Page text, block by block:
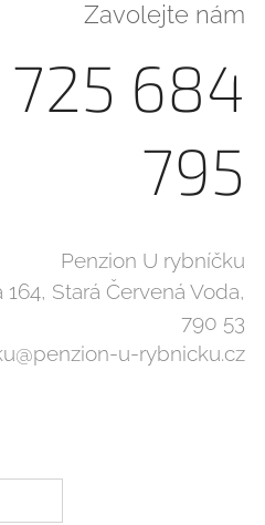
Zavolejte nám
684
795
Penzion U rybníčku
Stará Červená Voda,
790 53
u-rybnicku.cz